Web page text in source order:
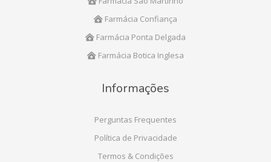
Farmácia Confiança
Farmácia Ponta Delgada
Farmácia Botica Inglesa
Informações
Perguntas Frequentes
Política de Privacidade
Termos & Condições